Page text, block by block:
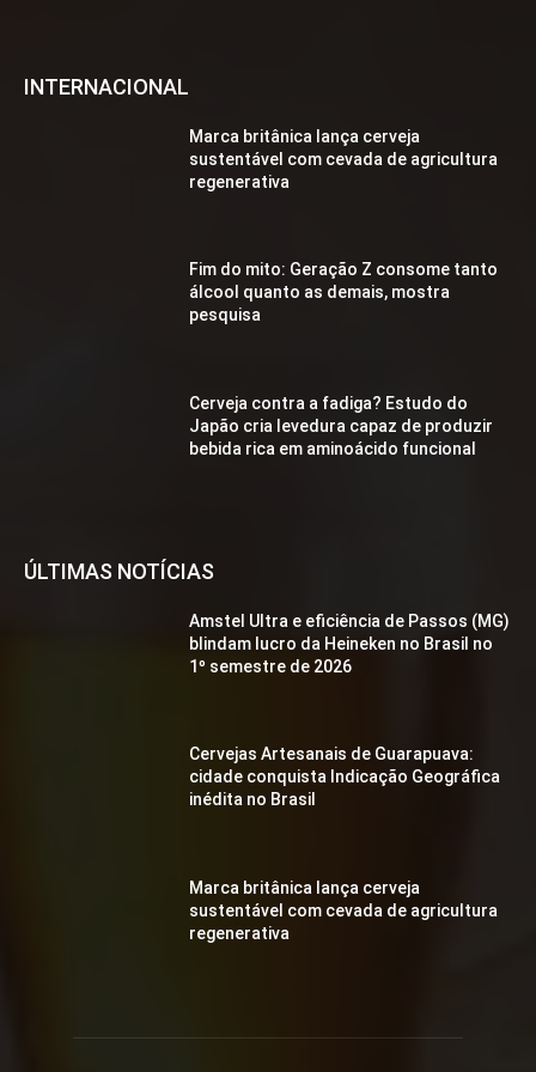
INTERNACIONAL
Marca britânica lança cerveja
sustentável com cevada de agricultura
regenerativa
Fim do mito: Geração Z consome tanto
álcool quanto as demais, mostra
pesquisa
Cerveja contra a fadiga? Estudo do
Japão cria levedura capaz de produzir
bebida rica em aminoácido funcional
ÚLTIMAS NOTÍCIAS
Amstel Ultra e eficiência de Passos (MG)
blindam lucro da Heineken no Brasil no
1º semestre de 2026
Cervejas Artesanais de Guarapuava:
cidade conquista Indicação Geográfica
inédita no Brasil
Marca britânica lança cerveja
sustentável com cevada de agricultura
regenerativa